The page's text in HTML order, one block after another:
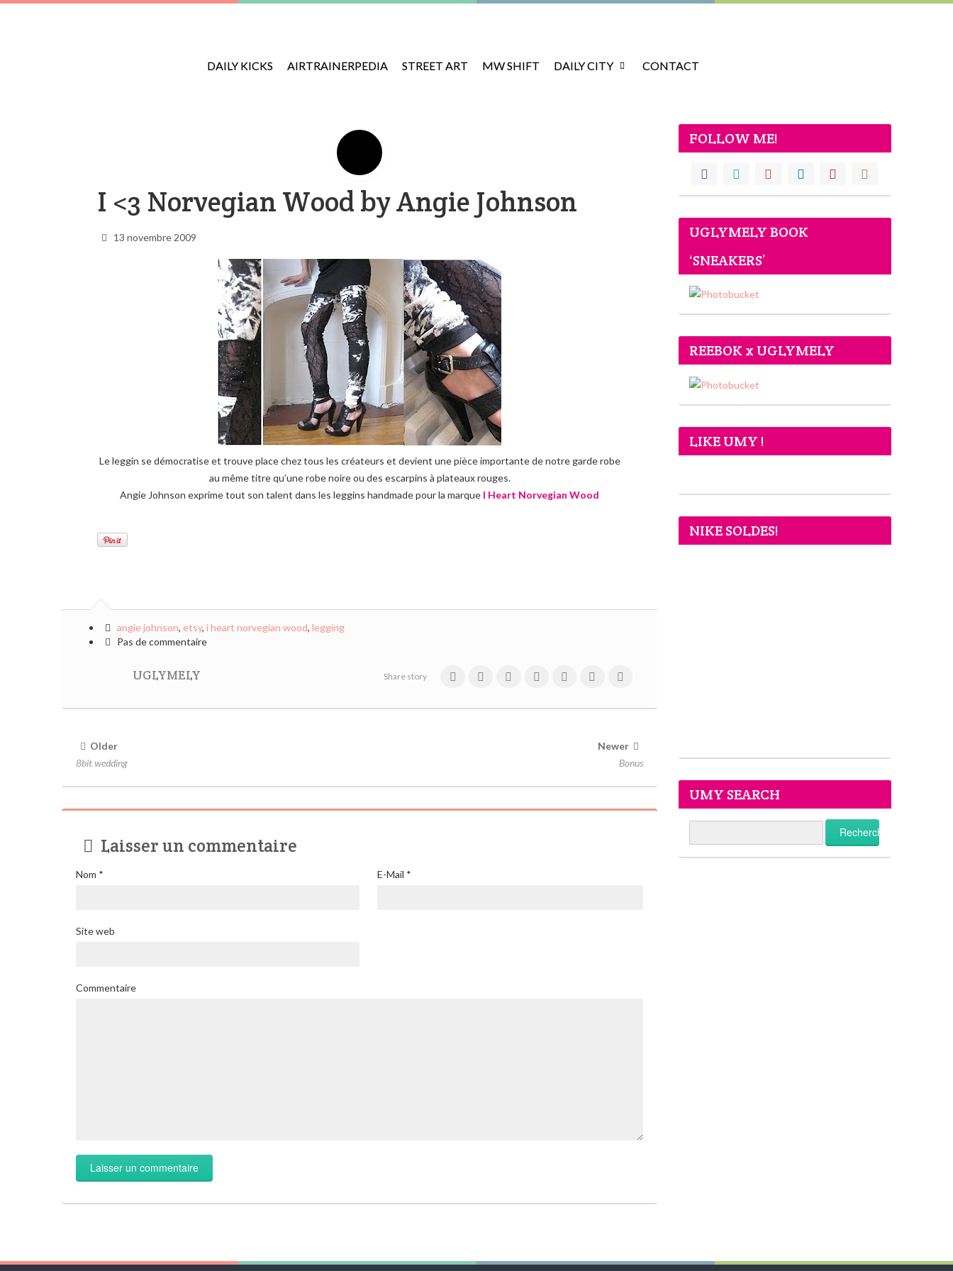
DAILY KICKS AIRTRAINERPEDIA STREET ART MW SHIFT DAILY CITY CONTACT
I <3 Norvegian Wood by Angie Johnson
13 novembre 2009
Le leggin se démocratise et trouve place chez tous les créateurs et devient une pièce importante de notre garde robe
au même titre qu’une robe noire ou des escarpins à plateaux rouges.
Angie Johnson exprime tout son talent dans les leggins handmade pour la marque I Heart Norvegian Wood
angie johnson, etsy, i heart norvegian wood, legging
Pas de commentaire
UGLYMELY Share story
Older
8bit wedding
Newer
Bonus
Laisser un commentaire
Nom * E-Mail *
Site web
Commentaire
FOLLOW ME!
UGLYMELY BOOK
‘SNEAKERS’
REEBOK x UGLYMELY
LIKE UMY !
NIKE SOLDES!
UMY SEARCH